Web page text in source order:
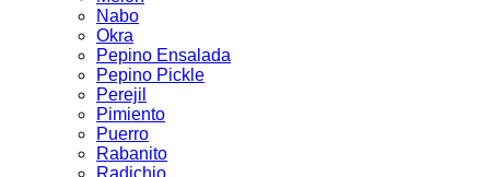
Nabo
Okra
Pepino Ensalada
Pepino Pickle
Perejil
Pimiento
Puerro
Rabanito
Radichio